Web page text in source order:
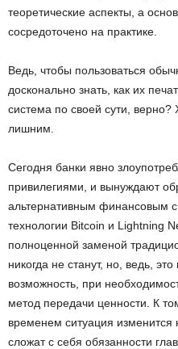
теоретические аспекты, а
сосредоточено на практике.
Ведь, чтобы пользоваться
досконально знать, как их
система по своей сути,
лишним.
Сегодня банки явно
привилегиями, и вынуждают
альтернативным финансовым
технологии Bitcoin и Lightning
полноценной заменой
никогда не станут, но, ведь,
возможность, при
метод передачи ценности. К
временем ситуация
сложат с себя обязанности